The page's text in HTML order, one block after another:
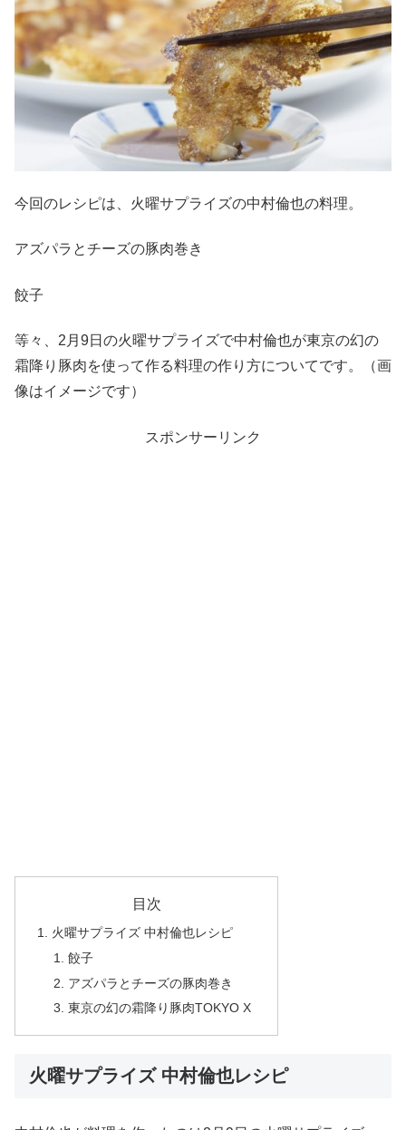
今回のレシピは、火曜サプライズの中村倫也の料理。
アズパラとチーズの豚肉巻き
餃子
等々、2月9日の火曜サプライズで中村倫也が東京の幻の
霜降り豚肉を使って作る料理の作り方についてです。（画
像はイメージです）
スポンサーリンク
目次
火曜サプライズ 中村倫也レシピ
餃子
アズパラとチーズの豚肉巻き
東京の幻の霜降り豚肉TOKYO X
火曜サプライズ 中村倫也レシピ